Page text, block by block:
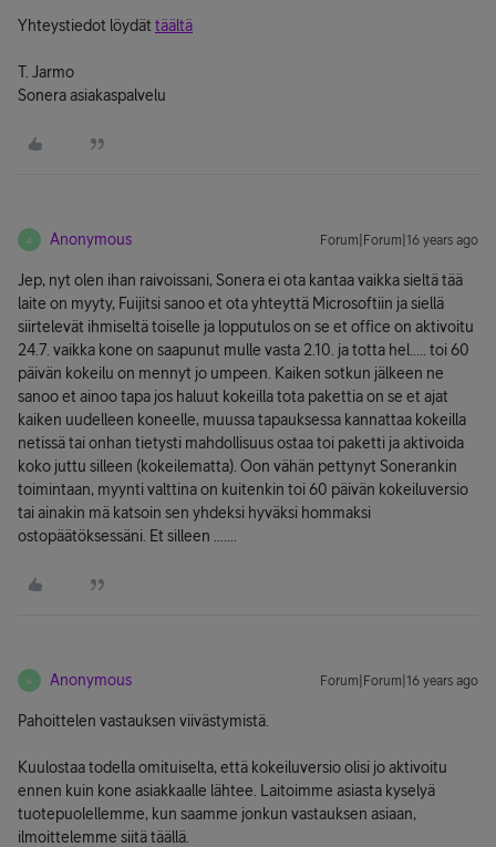
Yhteystiedot löydät täältä
T. Jarmo
Sonera asiakaspalvelu
A Anonymous Forum|Forum|16 years ago
Jep, nyt olen ihan raivoissani, Sonera ei ota kantaa vaikka sieltä tää
laite on myyty, Fuijitsi sanoo et ota yhteyttä Microsoftiin ja siellä
siirtelevät ihmiseltä toiselle ja lopputulos on se et office on aktivoitu
24.7. vaikka kone on saapunut mulle vasta 2.10. ja totta hel..... toi 60
päivän kokeilu on mennyt jo umpeen. Kaiken sotkun jälkeen ne
sanoo et ainoo tapa jos haluut kokeilla tota pakettia on se et ajat
kaiken uudelleen koneelle, muussa tapauksessa kannattaa kokeilla
netissä tai onhan tietysti mahdollisuus ostaa toi paketti ja aktivoida
koko juttu silleen (kokeilematta). Oon vähän pettynyt Sonerankin
toimintaan, myynti valttina on kuitenkin toi 60 päivän kokeiluversio
tai ainakin mä katsoin sen yhdeksi hyväksi hommaksi
ostopäätöksessäni. Et silleen .......
A Anonymous Forum|Forum|16 years ago
Pahoittelen vastauksen viivästymistä.
Kuulostaa todella omituiselta, että kokeiluversio olisi jo aktivoitu
ennen kuin kone asiakkaalle lähtee. Laitoimme asiasta kyselyä
tuotepuolellemme, kun saamme jonkun vastauksen asiaan,
ilmoittelemme siitä täällä.